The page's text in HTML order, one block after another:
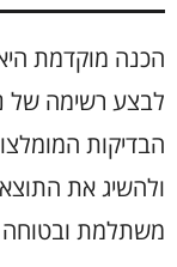
הכנה מוקדמת
לבצע רשימה של
הבדיקות
ולהשיג את
משתלמת ובטוחה